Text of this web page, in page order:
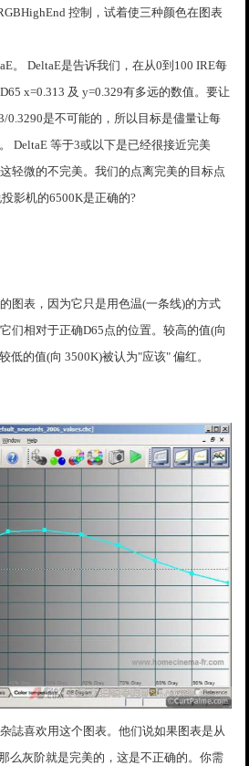
控制，试着使三种颜色在图表
。 DeltaE是告诉我们，在从0到100 IRE每
x=0.313 及 y=0.329有多远的数值。要让
0.3290是不可能的，所以目标是儘量让每
DeltaE 等于3或以下是已经很接近完美
轻微的不完美。我们的点离完美的目标点
影机的6500K是正确的?
图表，因为它只是用色温(一条线)的方式
们相对于正确D65点的位置。较高的值(向
低的值(向 3500K)被认为"应该" 偏红。
誌喜欢用这个图表。他们说如果图表是从
么灰阶就是完美的，这是不正确的。你需